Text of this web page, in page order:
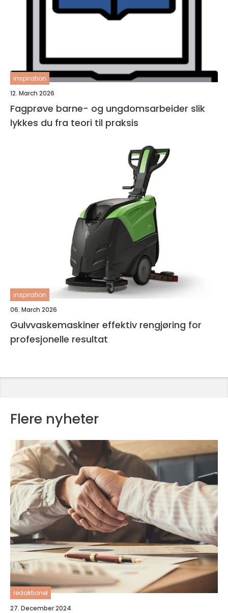
inspiration
12. March 2026
Fagprøve barne- og ungdomsarbeider slik
lykkes du fra teori til praksis
inspiration
06. March 2026
Gulvvaskemaskiner effektiv rengjøring for
profesjonelle resultat
Flere nyheter
redaktionel
27. December 2024